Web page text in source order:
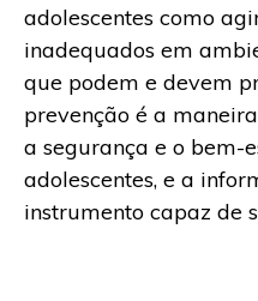
adolescentes como
inadequados em
que podem e devem
prevenção é a
a segurança e o bem-
adolescentes, e a
instrumento capaz de